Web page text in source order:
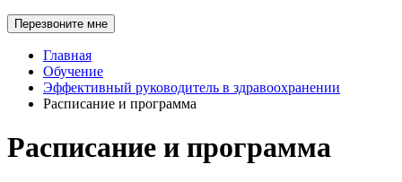
Перезвоните мне
Главная
Обучение
Эффективный руководитель в здравоохранении
Расписание и программа
Расписание и программа